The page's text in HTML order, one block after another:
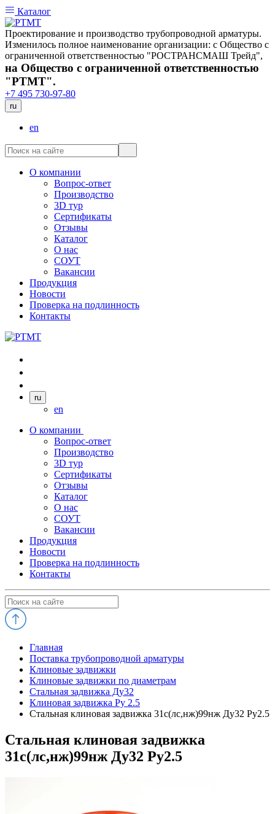
Каталог
Проектирование и производство трубопроводной арматуры.
Изменилось полное наименование организации: с Общество с
ограниченной ответственностью "РОСТРАНСМАШ Трейд",
на Общество с ограниченной ответственностью
"РТМТ".
+7 495 730-97-80
ru
en
О компании
Вопрос-ответ
Производство
3D тур
Сертификаты
Отзывы
Каталог
О нас
СОУТ
Вакансии
Продукция
Новости
Проверка на подлинность
Контакты
ru
en
О компании
Вопрос-ответ
Производство
3D тур
Сертификаты
Отзывы
Каталог
О нас
СОУТ
Вакансии
Продукция
Новости
Проверка на подлинность
Контакты
Главная
Поставка трубопроводной арматуры
Клиновые задвижки
Клиновые задвижки по диаметрам
Стальная задвижка Ду32
Клиновая задвижка Ру 2.5
Стальная клиновая задвижка 31с(лс,нж)99нж Ду32 Ру2.5
Стальная клиновая задвижка
31с(лс,нж)99нж Ду32 Ру2.5